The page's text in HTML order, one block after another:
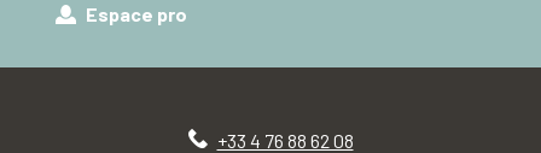
Espace pro
+33 4 76 88 62 08